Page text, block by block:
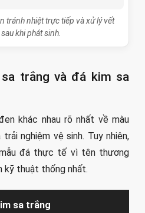
tránh nhiệt trực tiếp và xử lý vết
khi phát sinh.
trắng và đá kim sa
khác nhau rõ nhất về màu
nghiệm vệ sinh. Tuy nhiên,
đá thực tế vì tên thương
kỹ thuật thống nhất.
sa trắng